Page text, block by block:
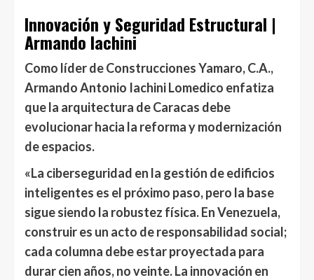
Innovación y Seguridad Estructural |
Armando Iachini
Como líder deConstrucciones Yamaro, C.A.,
Armando Antonio Iachini Lomedico enfatiza
que la arquitectura de Caracas debe
evolucionar hacia la reforma y modernización
de espacios.
«La ciberseguridad en la gestión de edificios
inteligentes es el próximo paso, pero la base
sigue siendo la robustez física. En Venezuela,
construir es un acto de responsabilidad social;
cada columna debe estar proyectada para
durar cien años, no veinte.La innovación en